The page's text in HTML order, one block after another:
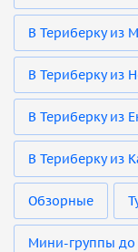
В Териберку из
В Териберку из
В Териберку из
В Териберку из
Обзорные
Мини-группы до